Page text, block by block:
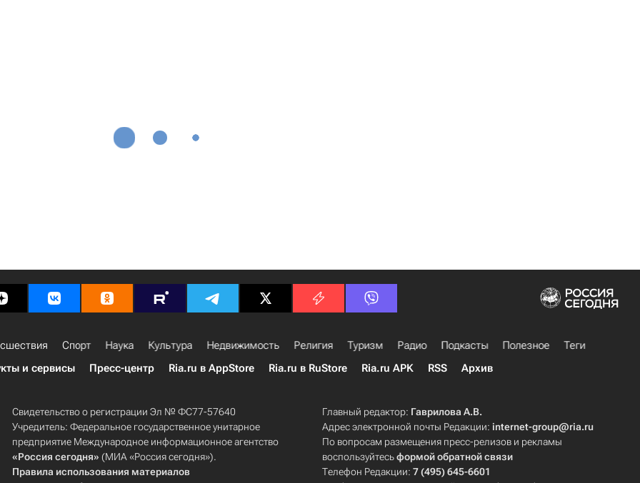
Спорт Наука Культура Недвижимость Религия Туризм Радио Подкасты Полезное
Теги
и сервисы Пресс-центр Ria.ru в AppStore Ria.ru в RuStore Ria.ru APK RSS Архив
Свидетельство о регистрации Эл № ФС77-57640
Учредитель: Федеральное государственное унитарное
предприятие Международное информационное агентство
«Россия сегодня» (МИА «Россия сегодня»).
Правила использования материалов
Главный редактор: Гаврилова А.В.
Адрес электронной почты Редакции:internet-group@ria.ru
По вопросам размещения пресс-релизов и рекламы
воспользуйтесьформой обратной связи
Телефон Редакции:7 (495) 645-6601